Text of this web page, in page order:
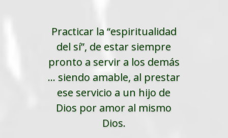
Practicar la “espiritualidad
del sí”, de estar siempre
pronto a servir a los demás
... siendo amable, al prestar
ese servicio a un hijo de
Dios por amor al mismo
Dios.